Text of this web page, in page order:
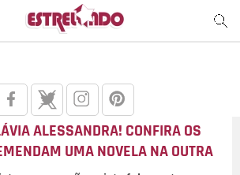
ALESSANDRA! CONFIRA OS
UMA NOVELA NA OUTRA